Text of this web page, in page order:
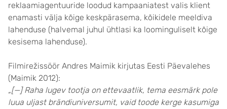
reklaamiagentuuride loodud kampaaniatest valis klient
enamasti välja kõige keskpärasema, kõikidele meeldiva
lahenduse (halvemal juhul ühtlasi ka loominguliselt kõige
kesisema lahenduse).
Filmirežissöör Andres Maimik kirjutas Eesti Päevalehes
(Maimik 2012):
„[—] Raha lugev tootja on ettevaatlik, tema eesmärk pole
luua uljast brändiuniversumit, vaid toode kerge kasumiga